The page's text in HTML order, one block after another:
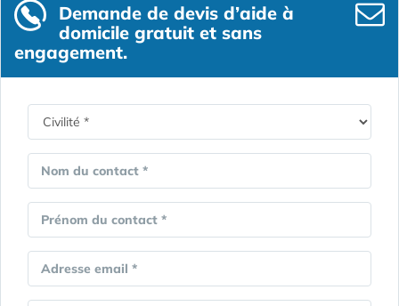
Demande de devis d’aide à
domicile gratuit et sans
engagement.
Nom du contact *
Prénom du contact *
Adresse email *